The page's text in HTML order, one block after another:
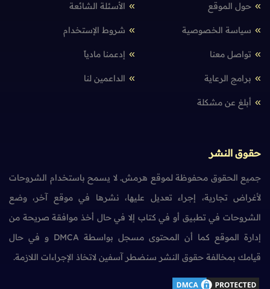
حول الموقع الأسئلة الشائعة
سياسة الخصوصية شروط الإستخدام
تواصل معنا إدعمنا مادياً
برامج الرعاية الداعمين لنا
أبلغ عن مشكلة
حقوق النشر
جميع الحقوق محفوظة لموقع هرمش. لا يسمح باستخدام الشروحات
لأغراض تجارية، إجراء تعديل عليها، نشرها في موقع آخر، وضع
الشروحات في تطبيق أو في كتاب إلا في حال أخذ موافقة صريحة من
إدارة الموقع كما أن المحتوى مسجل بواسطة DMCA و في حال
قيامك بمخالفة حقوق النشر سنضطر آسفين لاتخاذ الإجراءات اللازمة.